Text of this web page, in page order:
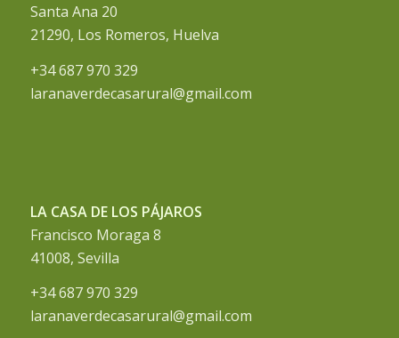
Santa Ana 20
21290, Los Romeros, Huelva
+34 687 970 329
laranaverdecasarural@gmail.com
LA CASA DE LOS PÁJAROS
Francisco Moraga 8
41008, Sevilla
+34 687 970 329
laranaverdecasarural@gmail.com